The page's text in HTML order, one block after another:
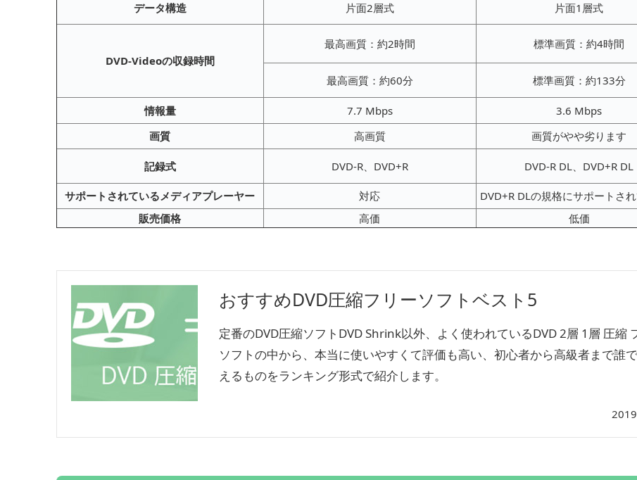
データ構造 片面2層式 片面1層式
DVD-Videoの収録時間
最高画質：約2時間 標準画質：約4時間
最高画質：約60分 標準画質：約133分
情報量 7.7 Mbps
3.6 Mbps
画質
高画質 画質がやや劣ります
記録式 DVD-R、DVD+R DVD-R DL、DVD+R DL
サポートされているメディアプレーヤー 対応
DVD+R DLの規格にサポートさ
販売価格
高価 低価
おすすめDVD圧縮フリーソフトベスト5
定番のDVD圧縮ソフトDVD Shrink以外、よく使われているDVD 2層 1層 圧縮
ソフトの中から、本当に使いやすくて評価も高い、初心者から高級者まで誰
えるものをランキング形式で紹介します。